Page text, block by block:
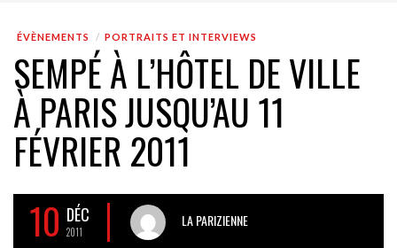
ÉVÈNEMENTS PORTRAITS ET INTERVIEWS
SEMPÉ À L’HÔTEL DE VILLE
À PARIS JUSQU’AU 11
FÉVRIER 2011
10 DÉC
2011
LA PARIZIENNE